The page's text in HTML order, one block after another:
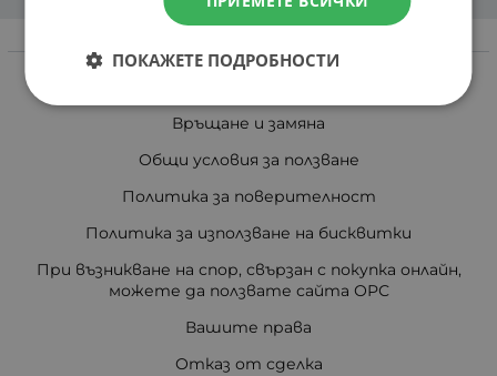
Информация
Връщане и замяна
Общи условия за ползване
Политика за поверителност
Политика за използване на бисквитки
При възникване на спор, свързан с покупка онлайн,
можете да ползвате сайта ОРС
Вашите права
Отказ от сделка
ПОКАЖЕТЕ ПОДРОБНОСТИ